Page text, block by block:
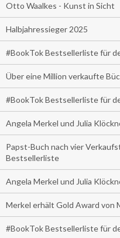
Otto Waalkes - Kunst in Sicht
Halbjahressieger 2025
#BookTok Bestsellerliste für
Über eine Million verkaufte
#BookTok Bestsellerliste für
Angela Merkel und Julia
Papst-Buch nach vier
Bestsellerliste
Angela Merkel und Julia
Merkel erhält Gold Award von
#BookTok Bestsellerliste für